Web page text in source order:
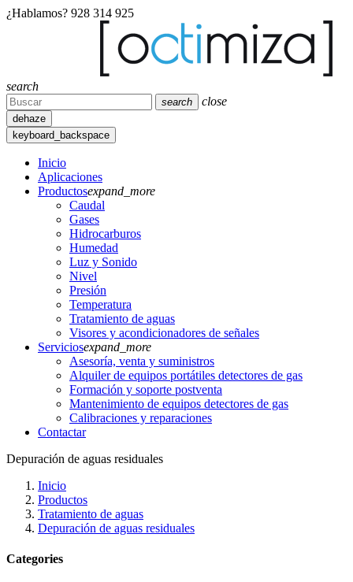
¿Hablamos? 928 314 925
search
search close
dehaze
keyboard_backspace
Inicio
Aplicaciones
Productosexpand_more
Caudal
Gases
Hidrocarburos
Humedad
Luz y Sonido
Nivel
Presión
Temperatura
Tratamiento de aguas
Visores y acondicionadores de señales
Serviciosexpand_more
Asesoría, venta y suministros
Alquiler de equipos portátiles detectores de gas
Formación y soporte postventa
Mantenimiento de equipos detectores de gas
Calibraciones y reparaciones
Contactar
Depuración de aguas residuales
Inicio
Productos
Tratamiento de aguas
Depuración de aguas residuales
Categories